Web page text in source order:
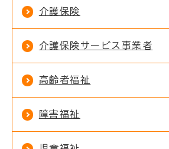
介護保険
介護保険サービス事業者
高齢者福祉
障害福祉